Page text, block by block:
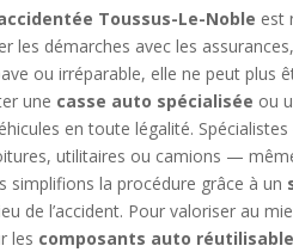
Toussus-Le-Noble est
les démarches avec les
ou irréparable, elle ne peut plus
une casse auto spécialisée ou
en toute légalité. Spécialistes
utilitaires ou camions —
simplifions la procédure grâce à un
de l’accident. Pour valoriser au
les composants auto